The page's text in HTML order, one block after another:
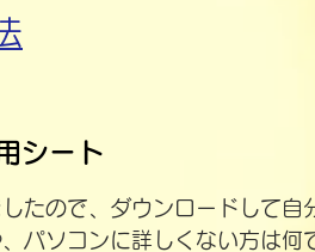
シート
たので、ダウンロードして自
パソコンに詳しくない方は何